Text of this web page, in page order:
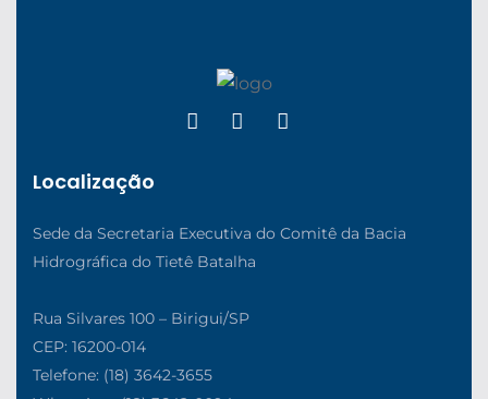
Localização
Sede da Secretaria Executiva do Comitê da Bacia
Hidrográfica do Tietê Batalha
Rua Silvares 100 – Birigui/SP
CEP: 16200-014
Telefone: (18) 3642-3655